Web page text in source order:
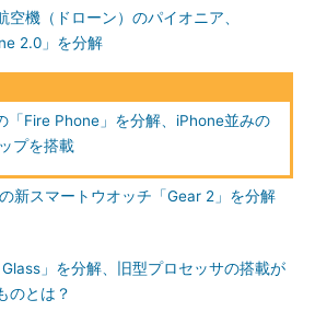
空機（ドローン）のパイオニア、
2.0」を分解
「Fire Phone」を分解、iPhone並みの
プを搭載
新スマートウオッチ「Gear 2」を分解
Glass」を分解、旧型プロセッサの搭載が
のとは？